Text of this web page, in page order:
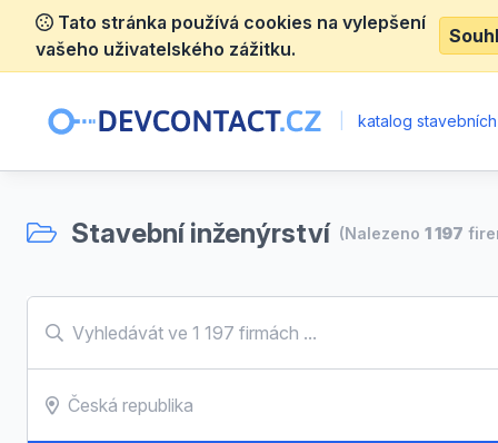
Tato stránka používá cookies na vylepšení
vašeho uživatelského zážitku.
katalog
Stavební inženýrství (Nalezeno 1 197